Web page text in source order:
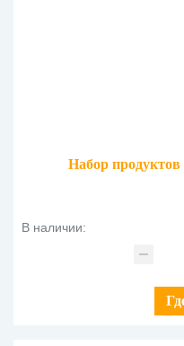
Набор
В наличии: